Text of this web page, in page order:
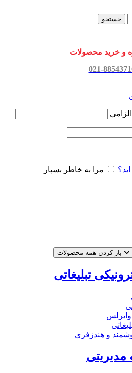
جستجو
و خرید محصولات
021-
الزامی
مرا به خاطر بسپار
باز کردن همه محصولات
تبلیغاتی
وایرلس
و هندزفری